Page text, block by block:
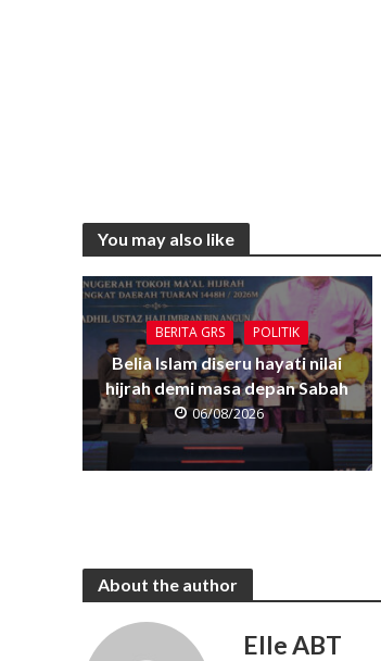
You may also like
BERITA GRS POLITIK
Belia Islam diseru hayati nilai
hijrah demi masa depan Sabah
06/08/2026
About the author
Elle ABT